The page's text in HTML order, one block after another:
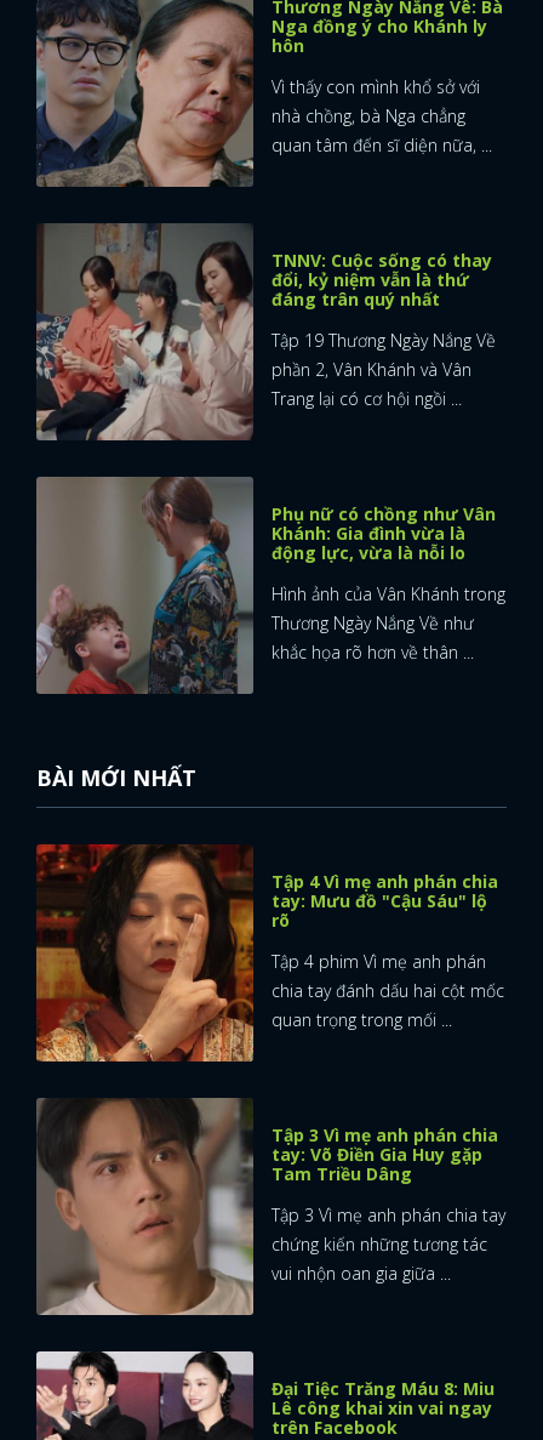
FACEBOOK
Thương Ngày Nắng Vê: Bà
Nga đồng ý cho Khánh ly
hôn
Vì thấy con mình khổ sở với
nhà chồng, bà Nga chẳng
quan tâm đến sĩ diện nữa, ...
TNNV: Cuộc sống có thay
đổi, kỷ niệm vẫn là thứ
đáng trân quý nhất
Tập 19 Thương Ngày Nắng Về
phần 2, Vân Khánh và Vân
Trang lại có cơ hội ngồi ...
Phụ nữ có chồng như Vân
Khánh: Gia đình vừa là
động lực, vừa là nỗi lo
Hình ảnh của Vân Khánh trong
Thương Ngày Nắng Về như
khắc họa rõ hơn về thân ...
BÀI MỚI NHẤT
Tập 4 Vì mẹ anh phán chia
tay: Mưu đồ "Cậu Sáu" lộ
rõ
Tập 4 phim Vì mẹ anh phán
chia tay đánh dấu hai cột mốc
quan trọng trong mối ...
Tập 3 Vì mẹ anh phán chia
tay: Võ Điền Gia Huy gặp
Tam Triều Dâng
Tập 3 Vì mẹ anh phán chia tay
chứng kiến những tương tác
vui nhộn oan gia giữa ...
Đại Tiệc Trăng Máu 8: Miu
Lê công khai xin vai ngay
trên Facebook